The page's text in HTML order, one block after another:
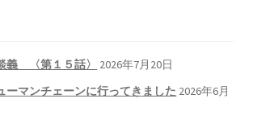
義 〈第１５話〉
2026年7月20日
ーマンチェーンに行ってきました 2026年6月